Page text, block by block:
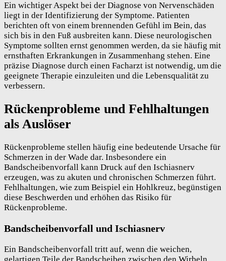
Ein wichtiger Aspekt bei der Diagnose von Nervenschäden
liegt in der Identifizierung der Symptome. Patienten
berichten oft von einem brennenden Gefühl im Bein, das
sich bis in den Fuß ausbreiten kann. Diese neurologischen
Symptome sollten ernst genommen werden, da sie häufig mit
ernsthaften Erkrankungen in Zusammenhang stehen. Eine
präzise Diagnose durch einen Facharzt ist notwendig, um die
geeignete Therapie einzuleiten und die Lebensqualität zu
verbessern.
Rückenprobleme und Fehlhaltungen
als Auslöser
Rückenprobleme stellen häufig eine bedeutende Ursache für
Schmerzen in der Wade dar. Insbesondere ein
Bandscheibenvorfall kann Druck auf den Ischiasnerv
erzeugen, was zu akuten und chronischen Schmerzen führt.
Fehlhaltungen, wie zum Beispiel ein Hohlkreuz, begünstigen
diese Beschwerden und erhöhen das Risiko für
Rückenprobleme.
Bandscheibenvorfall und Ischiasnerv
Ein Bandscheibenvorfall tritt auf, wenn die weichen,